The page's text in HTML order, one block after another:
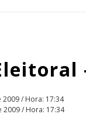
/ Hora: 17:34
2009 / Hora: 17:34